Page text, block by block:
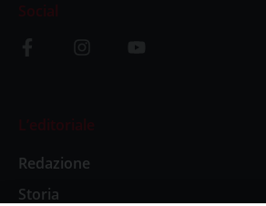
Social
L’editoriale
Redazione
Storia